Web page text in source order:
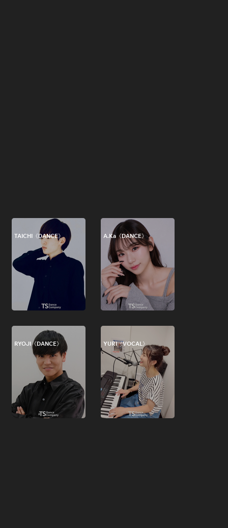
TAICHI《DANCE》 A.Ka《DANCE》
RYOJI《DANCE》 YURI《VOCAL》